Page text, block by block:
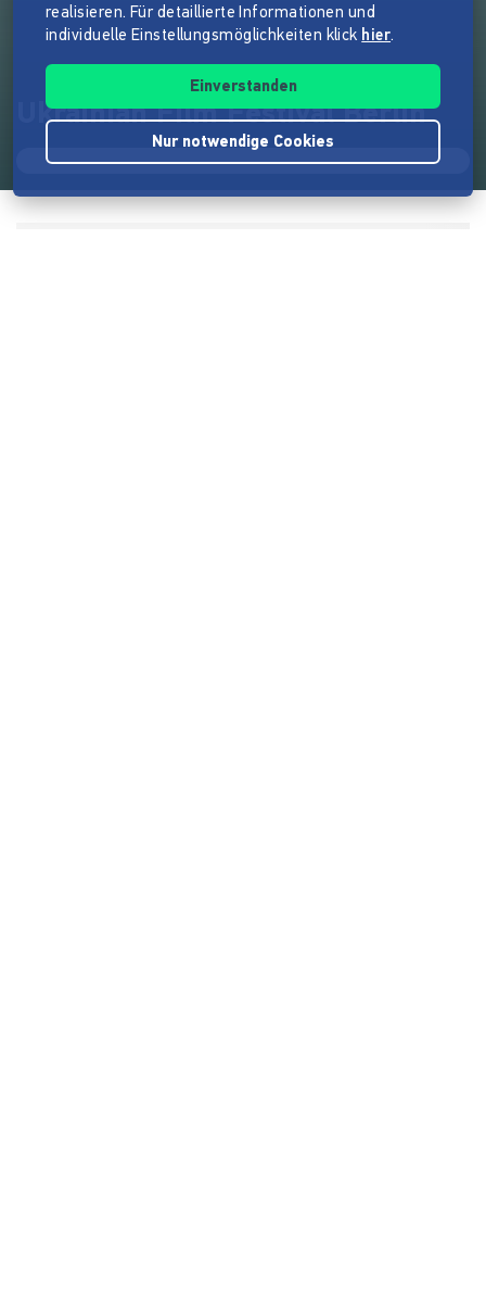
Ukrainian Film Festival Berlin
realisieren. Für detaillierte Informationen und
individuelle Einstellungsmöglichkeiten klick hier.
Einverstanden
Nur notwendige Cookies